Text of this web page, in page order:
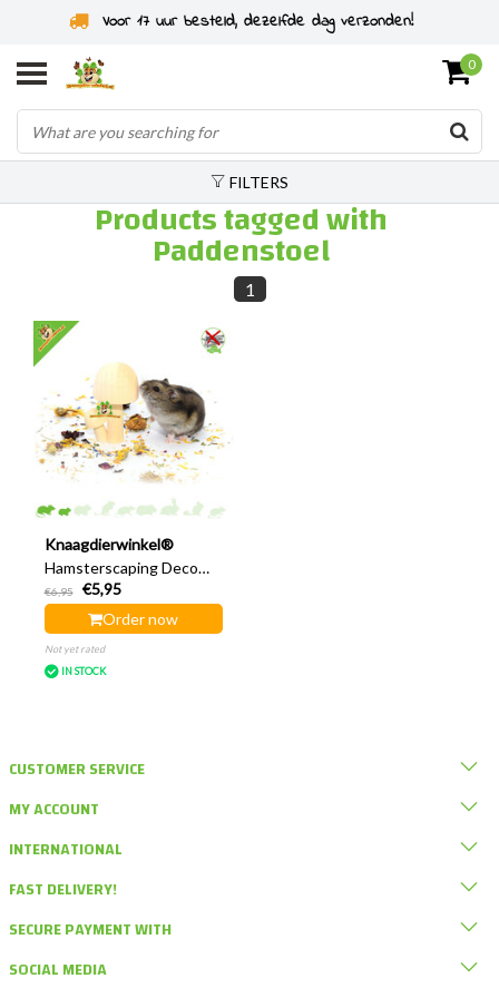
Voor 17 uur besteld, dezelfde dag verzonden!
0
FILTERS
Products tagged with
Paddenstoel
1
Knaagdierwinkel®
Hamsterscaping Deco
Wooden Mushrooms 8.5
cm
€6,95
€5,95
Order now
Not yet rated
IN STOCK
CUSTOMER SERVICE
MY ACCOUNT
INTERNATIONAL
FAST DELIVERY!
SECURE PAYMENT WITH
SOCIAL MEDIA